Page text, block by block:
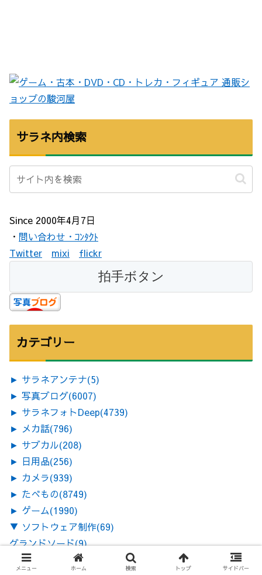
サラネ内検索
Since 2000年4月7日
・ 問い合わせ・ｺﾝﾀｸﾄ
Twitter
mixi flickr
カテゴリー
► サラネアンテナ(5)
► 写真ブログ(6007)
► サラネフォトDeep(4739)
► メカ話(796)
► サブカル(208)
► 日用品(256)
► カメラ(939)
► たべもの(8749)
► ゲーム(1990)
▼ ソフトウェア制作(69)
グランドソード(9)
ツクール
メニュー ホーム 検索 トップ サイドバー